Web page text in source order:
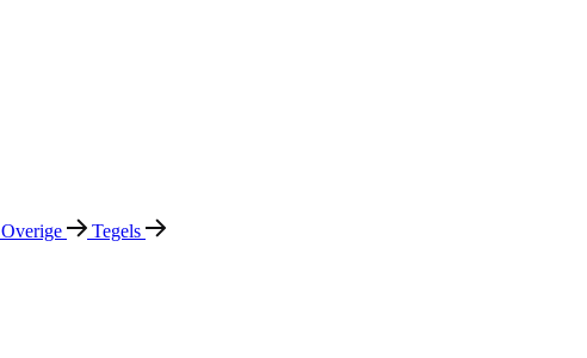
Overige
Tegels